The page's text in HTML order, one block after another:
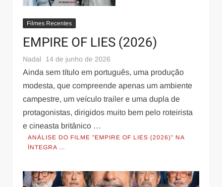
Filmes Recentes
EMPIRE OF LIES (2026)
Nadal 14 de junho de 2026
Ainda sem título em português, uma produção
modesta, que compreende apenas um ambiente
campestre, um veículo trailer e uma dupla de
protagonistas, dirigidos muito bem pelo roteirista
e cineasta britânico …
ANÁLISE DO FILME "EMPIRE OF LIES (2026)" NA
ÍNTEGRA …